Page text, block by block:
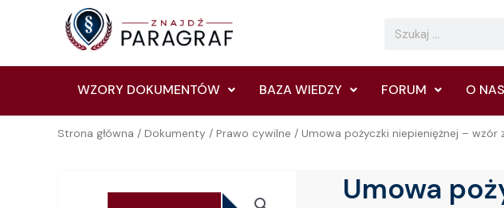
Search
WZORY DOKUMENTÓW BAZA WIEDZY FORUM O NAS
Strona główna / Dokumenty / Prawo cywilne / Umowa pożyczki niepieniężnej – wzór
Umowa